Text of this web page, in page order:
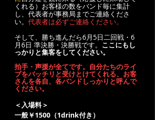
くれる）お客様の数をバンド毎に集計
し、代表者が事務局までご連絡くださ
い。 代表者は必ずご連絡ください。
そして、勝ち進んだら6月5日二回戦・6
月6日 準決勝・決勝戦です。
ここにもし
っかりと集客をしてください。
拍手・声援が全てです。自分たちのライ
ブをバッチリと受けとけてくれる、お客
さんを各自、各バンドしっかりと呼んで
ください。
＜入場料＞
一般￥1500（1drink付き）